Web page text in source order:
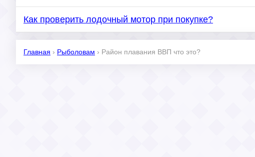
Как проверить лодочный мотор при покупке?
Главная › Рыболовам › Район плавания ВВП что это?